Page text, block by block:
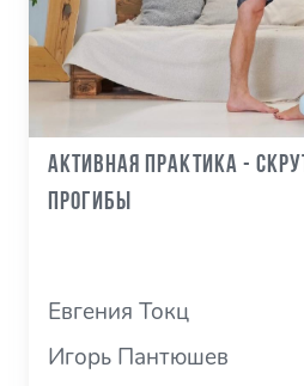
Активная практика -
Прогибы
Евгения Токц
Игорь Пантюшев